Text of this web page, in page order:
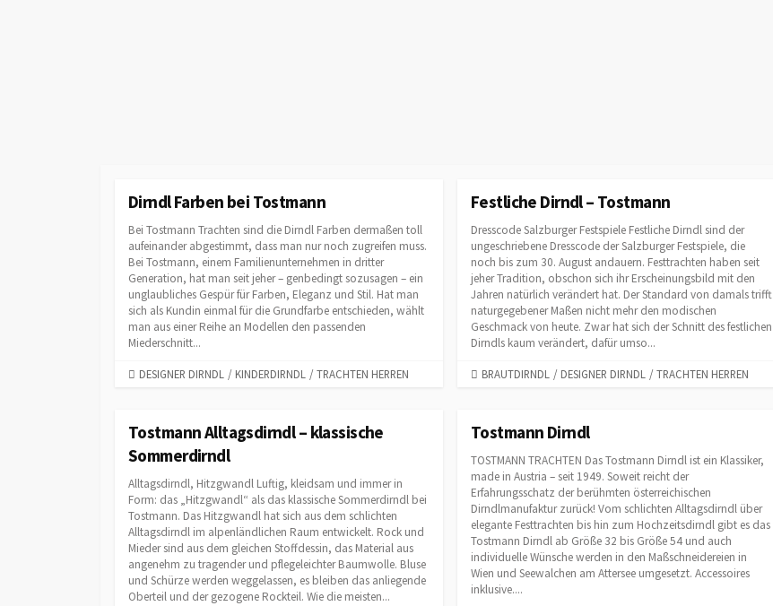
Dirndl Farben bei Tostmann
Bei Tostmann Trachten sind die Dirndl Farben dermaßen toll
aufeinander abgestimmt, dass man nur noch zugreifen muss.
Bei Tostmann, einem Familienunternehmen in dritter
Generation, hat man seit jeher – genbedingt sozusagen – ein
unglaubliches Gespür für Farben, Eleganz und Stil. Hat man
sich als Kundin einmal für die Grundfarbe entschieden, wählt
man aus einer Reihe an Modellen den passenden
Miederschnitt...
C
E
O
R
I
E
S
DESIGNER DIRNDL / KINDERDIRNDL / TRACHTEN HERREN
Festliche Dirndl – Tostmann
Dresscode Salzburger Festspiele Festliche Dirndl sind der
ungeschriebene Dresscode der Salzburger Festspiele, die
noch bis zum 30. August andauern. Festtrachten haben seit
jeher Tradition, obschon sich ihr Erscheinungsbild mit den
Jahren natürlich verändert hat. Der Standard von damals trifft
naturgegebener Maßen nicht mehr den modischen
Geschmack von heute. Zwar hat sich der Schnitt des festlichen
Dirndls kaum verändert, dafür umso...
C
E
O
R
I
E
BRAUTDIRNDL / DESIGNER DIRNDL / TRACHTEN HERREN
Tostmann Alltagsdirndl – klassische
Sommerdirndl
Alltagsdirndl, Hitzgwandl Luftig, kleidsam und immer in
Form: das „Hitzgwandl“ als das klassische Sommerdirndl bei
Tostmann. Das Hitzgwandl hat sich aus dem schlichten
Alltagsdirndl im alpenländlichen Raum entwickelt. Rock und
Mieder sind aus dem gleichen Stoffdessin, das Material aus
angenehm zu tragender und pflegeleichter Baumwolle. Bluse
und Schürze werden weggelassen, es bleiben das anliegende
Oberteil und der gezogene Rockteil. Wie die meisten...
Tostmann Dirndl
TOSTMANN TRACHTEN Das Tostmann Dirndl ist ein Klassiker,
made in Austria – seit 1949. Soweit reicht der
Erfahrungsschatz der berühmten österreichischen
Dirndlmanufaktur zurück! Vom schlichten Alltagsdirndl über
elegante Festtrachten bis hin zum Hochzeitsdirndl gibt es das
Tostmann Dirndl ab Größe 32 bis Größe 54 und auch
individuelle Wünsche werden in den Maßschneidereien in
Wien und Seewalchen am Attersee umgesetzt. Accessoires
inklusive....